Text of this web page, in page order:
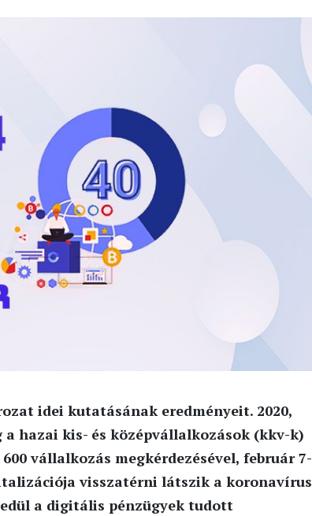
idei kutatásának eredményeit. 2020,
a hazai kis- és középvállalkozások (kkv-k)
vállalkozás megkérdezésével, február 7-
visszatérni látszik a koronavírus
a digitális pénzügyek tudott